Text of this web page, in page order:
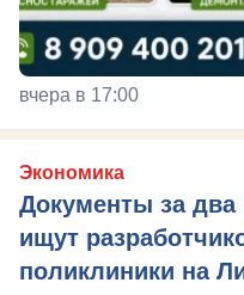
вчера в 17:00
Экономика
Документы за два
ищут
поликлиники на